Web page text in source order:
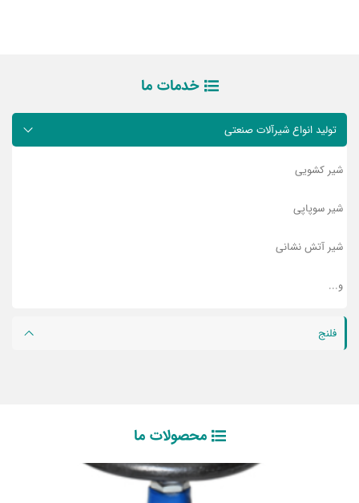
خدمات ما
تولید انواع شیرآلات صنعتی
شیر کشویی
شیر سوپاپی
شیر آتش نشانی
و...
فلنج
محصولات ما